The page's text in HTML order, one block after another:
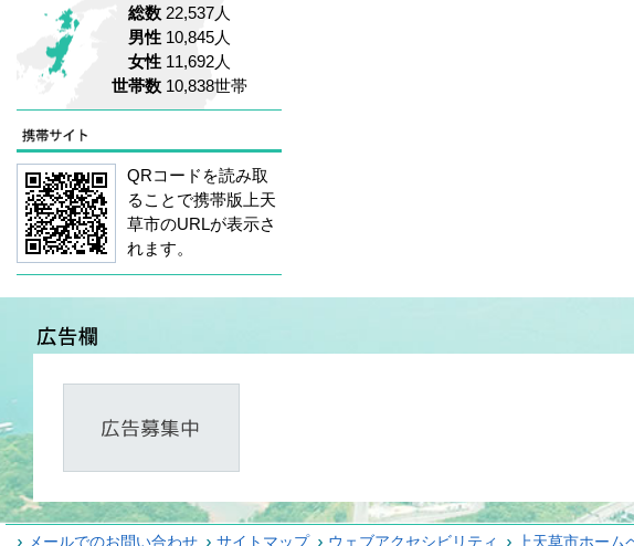
総数 22,537人
男性 10,845人
女性 11,692人
世帯数 10,838世帯
QRコードを読み取
ることで携帯版上天
草市のURLが表示さ
れます。
メールでのお問い合わせ サイトマップ ウェブアクセシビリティ 上天草市ホーム